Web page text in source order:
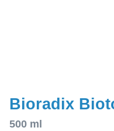
Bioradix
500 ml